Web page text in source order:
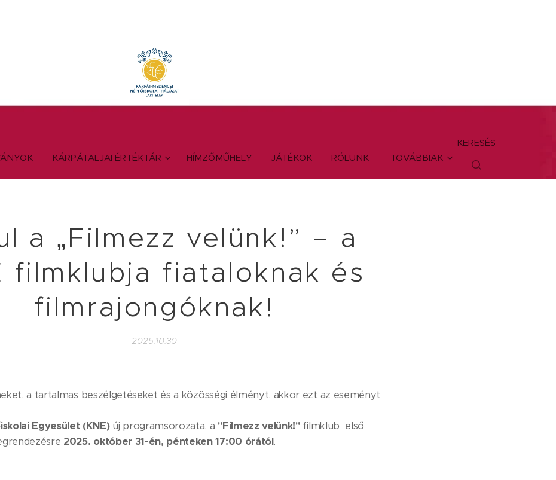
KÁRPÁTALJAI ÉRTÉKTÁR HÍMZŐMŰHELY JÁTÉKOK RÓLUNK TOVÁBBIAK
KERESÉS
a „Filmezz velünk!” – a
filmklubja fiataloknak és
filmrajongóknak!
2025.10.30
a tartalmas beszélgetéseket és a közösségi élményt, akkor ezt az eseményt
Egyesület (KNE)új programsorozata, a "Filmezz velünk!"filmklub első
2025. október 31-én, pénteken 17:00 órától.